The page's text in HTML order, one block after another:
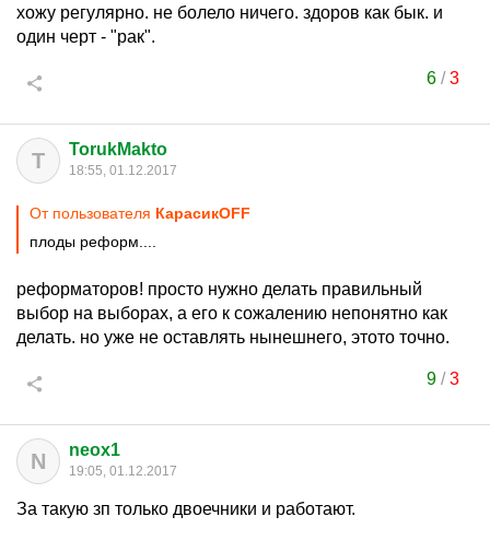
хожу регулярно. не болело ничего. здоров как бык. и
один черт - "рак".
6/3
T TorukMakto
18:55, 01.12.2017
От пользователя КарасикOFF
плоды реформ....
реформаторов! просто нужно делать правильный
выбор на выборах, а его к сожалению непонятно как
делать. но уже не оставлять нынешнего, этото точно.
9/3
N neox1
19:05, 01.12.2017
За такую зп только двоечники и работают.